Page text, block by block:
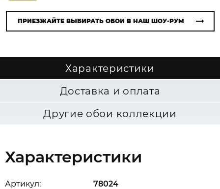
ПРИЕЗЖАЙТЕ ВЫБИРАТЬ ОБОИ В НАШ ШОУ-РУМ
Характеристики
Доставка и оплата
Другие обои коллекции
Характеристики
Артикул: 78024